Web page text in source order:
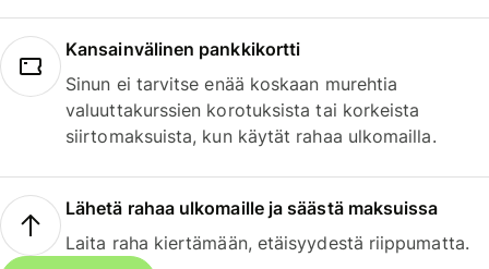
Kansainvälinen pankkikortti
Sinun ei tarvitse enää koskaan murehtia
valuuttakurssien korotuksista tai korkeista
siirtomaksuista, kun käytät rahaa ulkomailla.
Lähetä rahaa ulkomaille ja säästä maksuissa
Laita raha kiertämään, etäisyydestä riippumatta.